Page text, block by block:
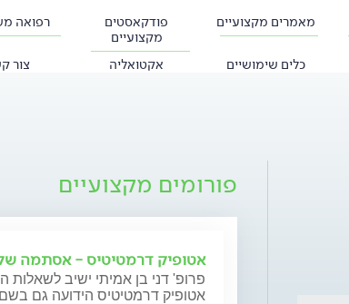
מאמרים מקצועיים
פודקאסטים
מקצועיים
רפואה
כלים שימושיים אקטואליה צור
פורומים מקצועיים
אטופיק דרמטיטיס - אסתמה
פרופ' דני בן אמיתי ישיב לשאלות
אטופיק דרמטיטיס הידועה גם